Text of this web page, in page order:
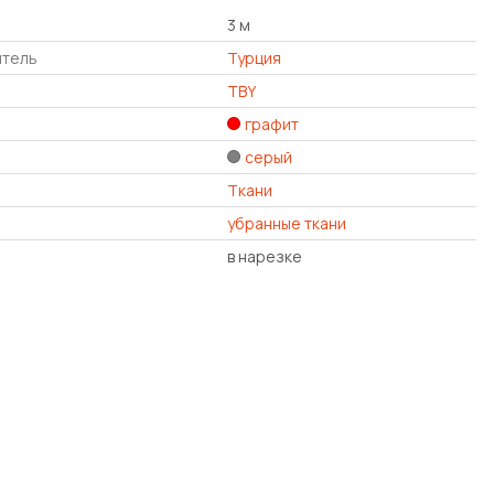
3 м
Турция
TBY
графит
серый
Ткани
убранные ткани
в нарезке